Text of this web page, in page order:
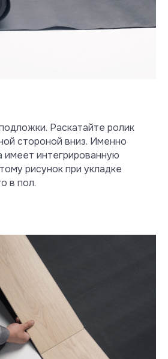
Раскатайте ролик
стороной вниз. Именно
имеет интегрированную
рисунок при укладке
в пол.